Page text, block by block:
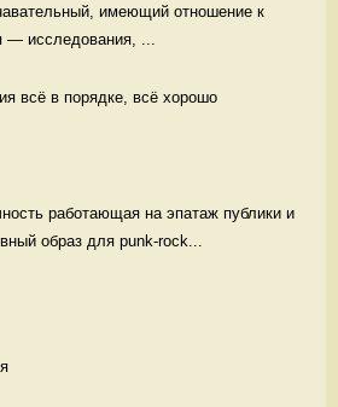
имеющий отношение к
— исследования, ...
всё в порядке, всё хорошо
работающая на эпатаж публики и
образ для punk-rock...